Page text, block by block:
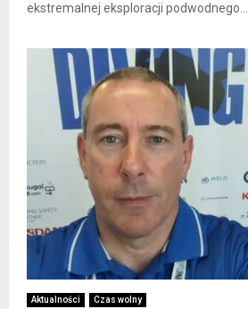
ekstremalnej eksploracji podwodnego...
Aktualności Czas wolny